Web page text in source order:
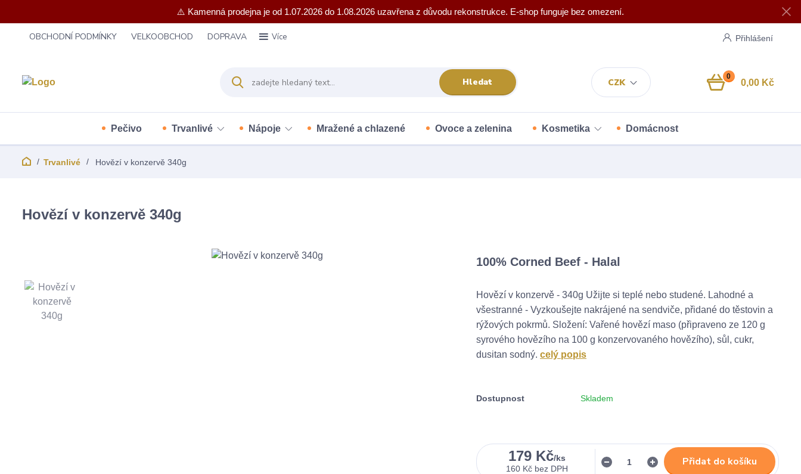
⚠️ Kamenná prodejna je od 1.07.2026 do 1.08.2026 uzavřena z důvodu rekonstrukce. E-shop funguje bez omezení.
OBCHODNÍ PODMÍNKY VELKOOBCHOD DOPRAVA Více
CZK
Přihlášení
Hledat 0
0,00 Kč
Pečivo Trvanlivé Nápoje Mražené a chlazené Ovoce a zelenina Kosmetika Domácnost
Trvanlivé Hovězí v konzervě 340g
Hovězí v konzervě 340g
100% Corned Beef - Halal
Hovězí v konzervě - 340g Užijte si teplé nebo studené. Lahodné a
všestranné - Vyzkoušejte nakrájené na sendviče, přidané do těstovin a
rýžových pokrmů. Složení: Vařené hovězí maso (připraveno ze 120 g
syrového hovězího na 100 g konzervovaného hovězího), sůl, cukr,
dusitan sodný. celý popis
Dostupnost Skladem
179 Kč/ks
160 Kč bez DPH
Přidat do košíku